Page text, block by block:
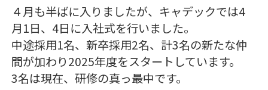
４月も半ばに入りましたが、キャデックでは4
月1日、4日に入社式を行いました。
中途採用1名、新卒採用2名、計3名の新たな仲
間が加わり2025年度をスタートしています。
3名は現在、研修の真っ最中です。